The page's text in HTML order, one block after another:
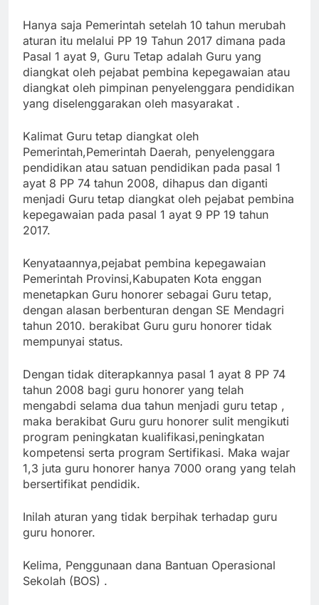
Hanya saja Pemerintah setelah 10 tahun merubah
aturan itu melalui PP 19 Tahun 2017 dimana pada
Pasal 1 ayat 9, Guru Tetap adalah Guru yang
diangkat oleh pejabat pembina kepegawaian atau
diangkat oleh pimpinan penyelenggara pendidikan
yang diselenggarakan oleh masyarakat .
Kalimat Guru tetap diangkat oleh
Pemerintah,Pemerintah Daerah, penyelenggara
pendidikan atau satuan pendidikan pada pasal 1
ayat 8 PP 74 tahun 2008, dihapus dan diganti
menjadi Guru tetap diangkat oleh pejabat pembina
kepegawaian pada pasal 1 ayat 9 PP 19 tahun
2017.
Kenyataannya,pejabat pembina kepegawaian
Pemerintah Provinsi,Kabupaten Kota enggan
menetapkan Guru honorer sebagai Guru tetap,
dengan alasan berbenturan dengan SE Mendagri
tahun 2010. berakibat Guru guru honorer tidak
mempunyai status.
Dengan tidak diterapkannya pasal 1 ayat 8 PP 74
tahun 2008 bagi guru honorer yang telah
mengabdi selama dua tahun menjadi guru tetap ,
maka berakibat Guru guru honorer sulit mengikuti
program peningkatan kualifikasi,peningkatan
kompetensi serta program Sertifikasi. Maka wajar
1,3 juta guru honorer hanya 7000 orang yang telah
bersertifikat pendidik.
Inilah aturan yang tidak berpihak terhadap guru
guru honorer.
Kelima, Penggunaan dana Bantuan Operasional
Sekolah (BOS) .